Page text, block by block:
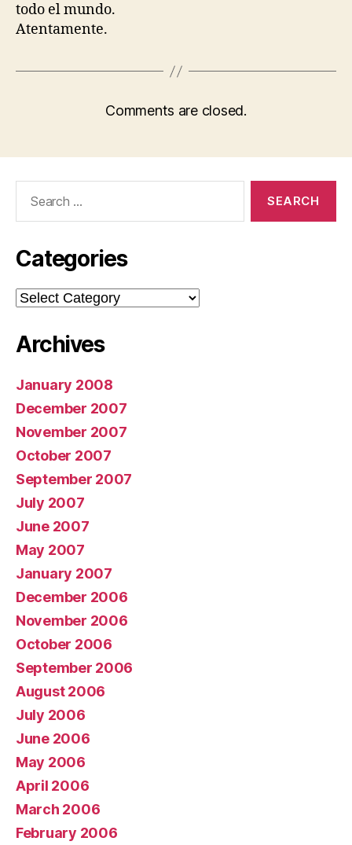
todo el mundo.
Atentamente.
Comments are closed.
Categories
Categories
Archives
January 2008
December 2007
November 2007
October 2007
September 2007
July 2007
June 2007
May 2007
January 2007
December 2006
November 2006
October 2006
September 2006
August 2006
July 2006
June 2006
May 2006
April 2006
March 2006
February 2006